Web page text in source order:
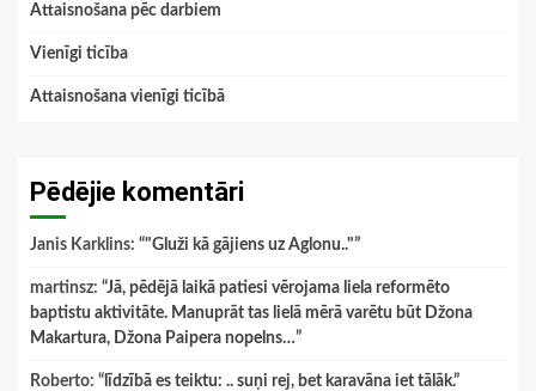
Attaisnošana pēc darbiem
Vienīgi ticība
Attaisnošana vienīgi ticībā
Pēdējie komentāri
Janis Karklins: “"Gluži kā gājiens uz Aglonu.."”
martinsz: “Jā, pēdējā laikā patiesi vērojama liela reformēto
baptistu aktivitāte. Manuprāt tas lielā mērā varētu būt Džona
Makartura, Džona Paipera nopelns…”
Roberto: “ līdzībā es teiktu: .. suņi rej, bet karavāna iet tālāk.”